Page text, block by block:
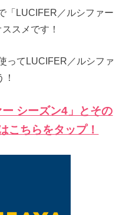
「LUCIFER／ルシファー
スメです！
ってLUCIFER／ルシファ
シーズン4」とその
こちらをタップ！